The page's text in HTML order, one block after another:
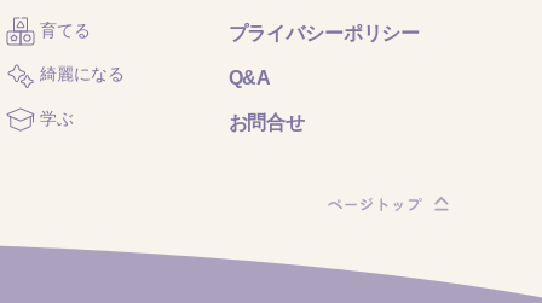
育てる
綺麗になる
学ぶ
プライバシーポリシー
Q&A
お問合せ